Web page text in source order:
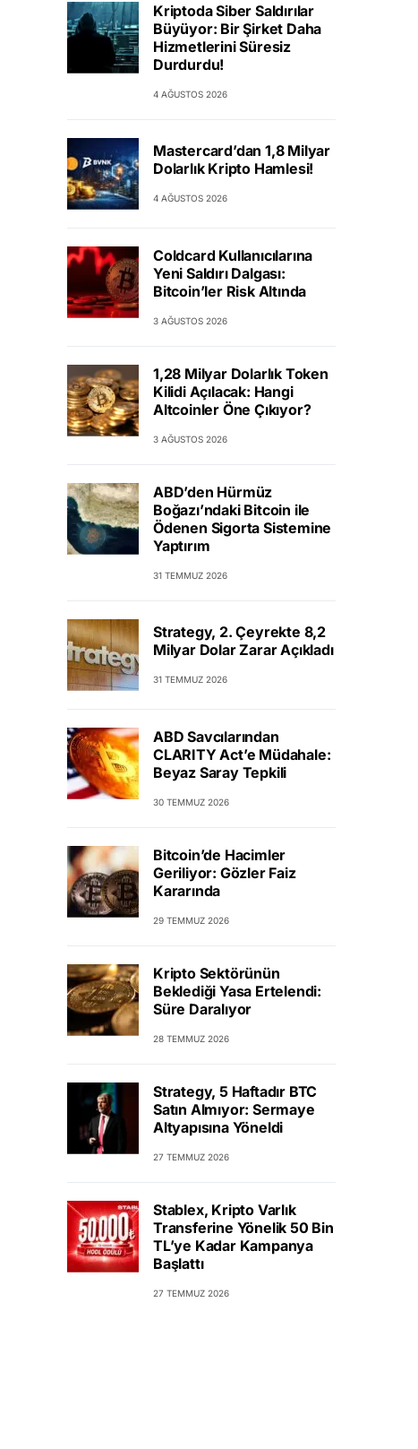
Kriptoda Siber Saldırılar
Büyüyor: Bir Şirket Daha
Hizmetlerini Süresiz
Durdurdu!
4 AĞUSTOS 2026
Mastercard’dan 1,8 Milyar
Dolarlık Kripto Hamlesi!
4 AĞUSTOS 2026
Coldcard Kullanıcılarına
Yeni Saldırı Dalgası:
Bitcoin’ler Risk Altında
3 AĞUSTOS 2026
1,28 Milyar Dolarlık Token
Kilidi Açılacak: Hangi
Altcoinler Öne Çıkıyor?
3 AĞUSTOS 2026
ABD’den Hürmüz
Boğazı’ndaki Bitcoin ile
Ödenen Sigorta Sistemine
Yaptırım
31 TEMMUZ 2026
Strategy, 2. Çeyrekte 8,2
Milyar Dolar Zarar Açıkladı
31 TEMMUZ 2026
ABD Savcılarından
CLARITY Act’e Müdahale:
Beyaz Saray Tepkili
30 TEMMUZ 2026
Bitcoin’de Hacimler
Geriliyor: Gözler Faiz
Kararında
29 TEMMUZ 2026
Kripto Sektörünün
Beklediği Yasa Ertelendi:
Süre Daralıyor
28 TEMMUZ 2026
Strategy, 5 Haftadır BTC
Satın Almıyor: Sermaye
Altyapısına Yöneldi
27 TEMMUZ 2026
Stablex, Kripto Varlık
Transferine Yönelik 50 Bin
TL’ye Kadar Kampanya
Başlattı
27 TEMMUZ 2026